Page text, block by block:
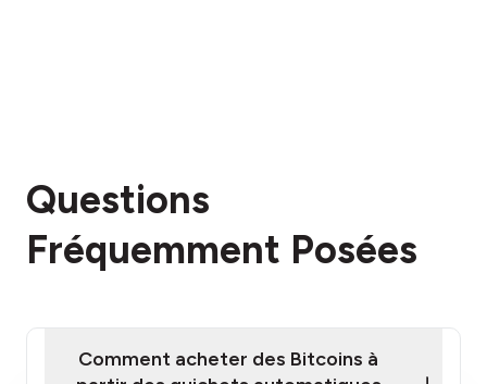
Questions
Fréquemment Posées
Comment acheter des Bitcoins à